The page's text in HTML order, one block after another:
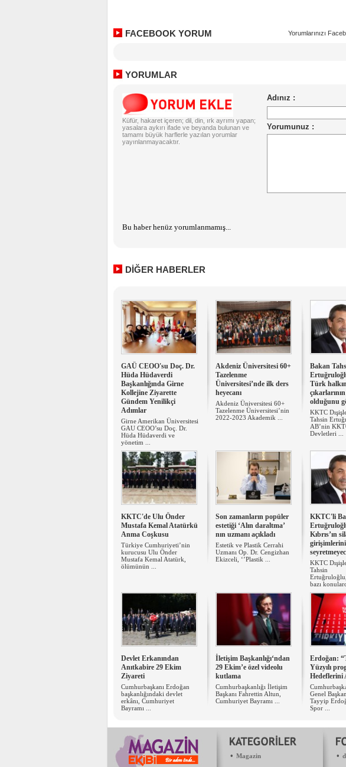
FACEBOOK YORUM Yorumlarınızı
YORUMLAR
Küfür, hakaret içeren; dil, din, ırk ayrımı yapan;
yasalara aykırı ifade ve beyanda bulunan ve
tamamı büyük harflerle yazılan yorumlar
yayınlanmayacaktır.
Bu haber henüz yorumlanmamış...
DİĞER HABERLER
GAÜ CEOO'su Doç. Dr.
Hüda Hüdaverdi
Başkanlığında Girne
Kollejine Ziyarette
Gündem Yenilikçi
Adımlar
Girne Amerikan Üniversitesi
GAU CEOO’su Doç. Dr.
Hüda Hüdaverdi ve
yönetim ...
Akdeniz Üniversitesi 60+ ​
Tazelenme
Üniversitesi’nde ilk ders
heyecanı
Akdeniz Üniversitesi 60+
Tazelenme Üniversitesi’nin
2022-2023 Akademik ...
Bakan
Türk
olduğunu
KKTC
Tahsin
AB’nin
Devletleri ...
KKTC'de Ulu Önder
Mustafa Kemal Atatürkü
Anma Coşkusu
Türkiye Cumhuriyeti’nin
kurucusu Ulu Önder
Mustafa Kemal Atatürk,
ölümünün ...
Son zamanların popüler
estetiği ‘Alın daraltma’
nın uzmanı açıkladı
Estetik ve Plastik Cerrahi
Uzmanı Op. Dr. Cengizhan
Ekizceli, ‘’Plastik ...
KKTC'li
Kıbrıs’ın
KKTC
Tahsin
bazı
Devlet Erkanından
Anıtkabire 29 Ekim
Ziyareti
Cumhurbaşkanı Erdoğan
başkanlığındaki devlet
erkânı, Cumhuriyet
Bayramı ...
İletişim Başkanlığı‘ndan
29 Ekim’e özel videolu
kutlama
Cumhurbaşkanlığı İletişim
Başkanı Fahrettin Altun,
Cumhuriyet Bayramı ...
Erdoğan:
Yüzyılı
Hedeflerini
Genel
Tayyip
Spor ...
• Magazin •